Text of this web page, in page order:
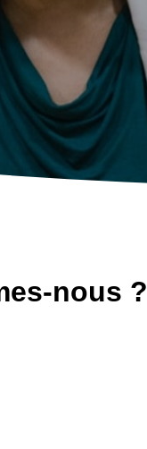
nous ?